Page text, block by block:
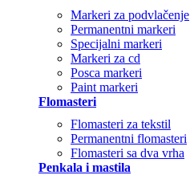
Markeri za podvlačenje
Permanentni markeri
Specijalni markeri
Markeri za cd
Posca markeri
Paint markeri
Flomasteri
Flomasteri za tekstil
Permanentni flomasteri
Flomasteri sa dva vrha
Penkala i mastila